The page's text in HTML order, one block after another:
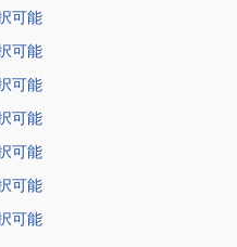
可能
可能
可能
可能
可能
可能
可能